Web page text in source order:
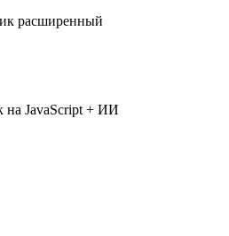
расширенный
на JavaScript + ИИ